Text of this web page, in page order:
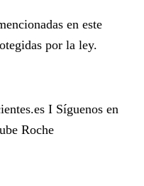
en este
por la ley.
I Síguenos en
Roche